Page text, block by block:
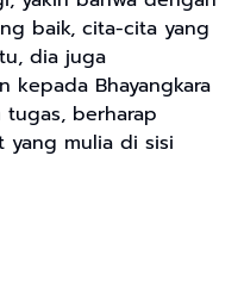
baik, cita-cita yang
dia juga
kepada Bhayangkara
berharap
yang mulia di sisi